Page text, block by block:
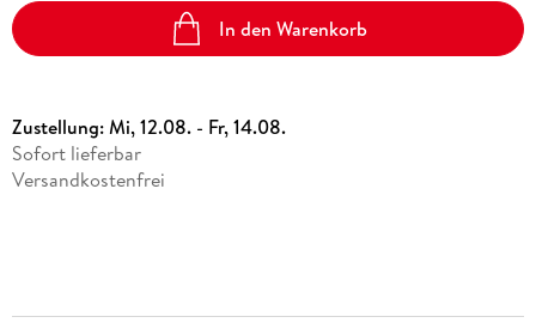
In den Warenkorb
Zustellung:Mi, 12.08. - Fr, 14.08.
Sofort lieferbar
Versandkostenfrei